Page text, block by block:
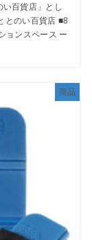
百貨店」とし
とのい百貨店 ■8
ョンスペース ー
商品